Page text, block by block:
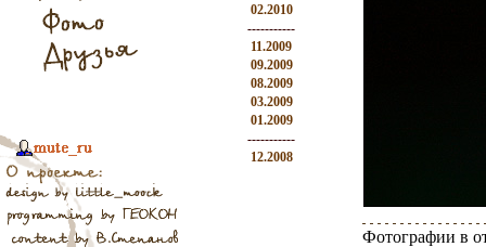
02.2010
-----------
11.2009
09.2009
08.2009
03.2009
01.2009
-----------
12.2008
Фотографии в